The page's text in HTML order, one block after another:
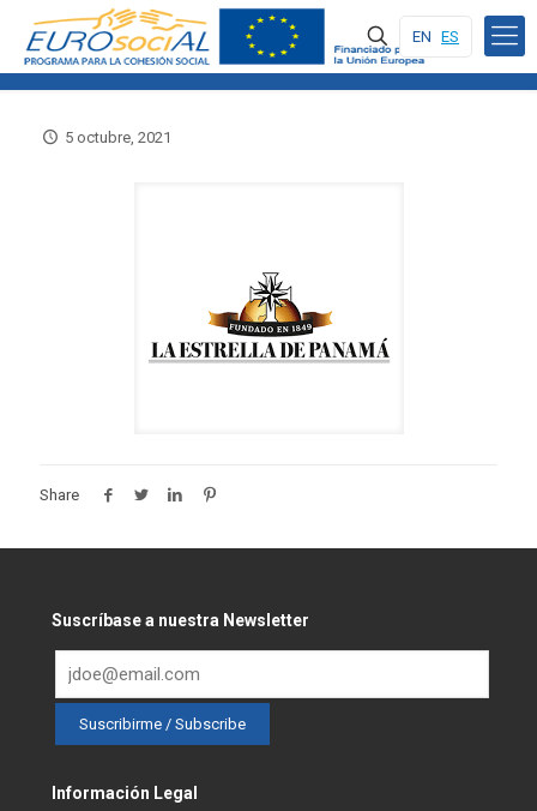
EN ES
5 octubre, 2021
Share
Suscríbase a nuestra Newsletter
Información Legal